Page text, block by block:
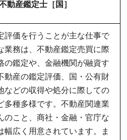
動産鑑定士［国］
評価を行うことが主な仕事で
業務は、不動産鑑定売買に際
の鑑定や、金融機関が融資す
動産の鑑定評価、国・公有財
などの収得や処分に際しての
多種多様です。不動産関連業
のこと、商社・金融・官庁な
幅広く用意されています。ま